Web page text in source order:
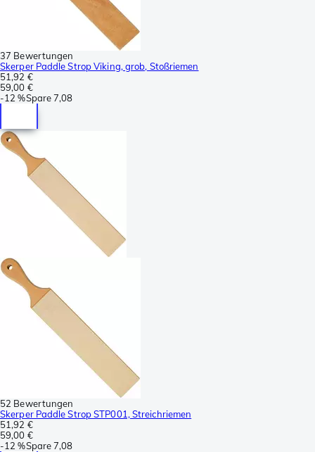
37 Bewertungen
Skerper Paddle Strop Viking, grob, Stoßriemen
51,92 €
59,00 €
-12 %Spare7,08
52 Bewertungen
Skerper Paddle Strop STP001, Streichriemen
51,92 €
59,00 €
-12 %Spare7,08